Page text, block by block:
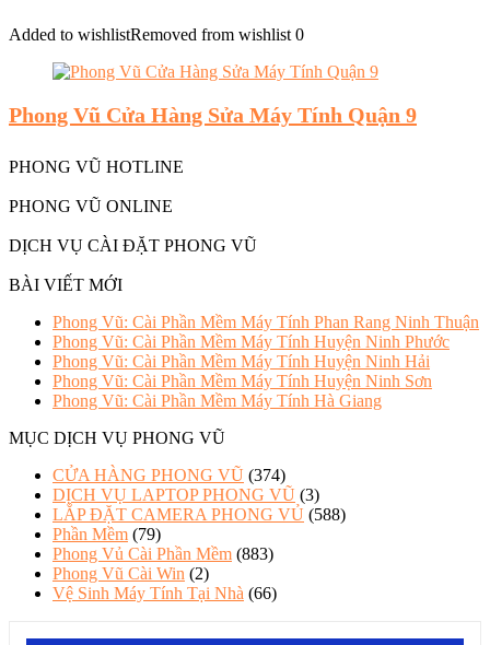
Added to wishlistRemoved from wishlist 0
Phong Vũ Cửa Hàng Sửa Máy Tính Quận 9
PHONG VŨ HOTLINE
PHONG VŨ ONLINE
DỊCH VỤ CÀI ĐẶT PHONG VŨ
BÀI VIẾT MỚI
Phong Vũ: Cài Phần Mềm Máy Tính Phan Rang Ninh Thuận
Phong Vũ: Cài Phần Mềm Máy Tính Huyện Ninh Phước
Phong Vũ: Cài Phần Mềm Máy Tính Huyện Ninh Hải
Phong Vũ: Cài Phần Mềm Máy Tính Huyện Ninh Sơn
Phong Vũ: Cài Phần Mềm Máy Tính Hà Giang
MỤC DỊCH VỤ PHONG VŨ
CỬA HÀNG PHONG VŨ (374)
DỊCH VỤ LAPTOP PHONG VŨ (3)
LẮP ĐẶT CAMERA PHONG VỦ (588)
Phần Mềm (79)
Phong Vủ Cài Phần Mềm (883)
Phong Vũ Cài Win (2)
Vệ Sinh Máy Tính Tại Nhà (66)